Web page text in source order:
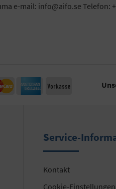
e-mail: info@aifo.se Telefon:
Service-
Kontakt
Cookie-Einstellungen